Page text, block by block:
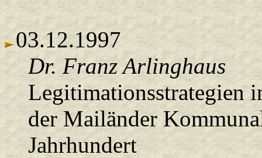
03.12.1997
Dr. Franz Arlinghaus
Legitimationsstrategien
der Mailänder
Jahrhundert